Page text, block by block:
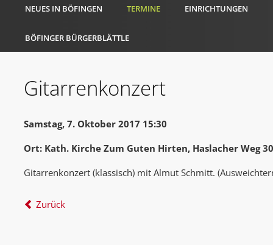
NEUES IN BÖFINGEN TERMINE EINRICHTUNGEN
BÖFINGER BÜRGERBLÄTTLE
Gitarrenkonzert
Samstag, 7. Oktober 2017 15:30
Ort: Kath. Kirche Zum Guten Hirten, Haslacher Weg
Gitarrenkonzert (klassisch) mit Almut Schmitt.
Zurück